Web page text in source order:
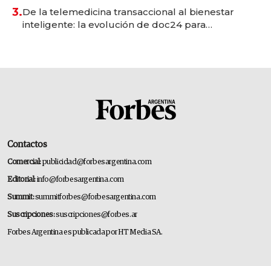
3.De la telemedicina transaccional al bienestar
inteligente: la evolución de doc24 para
Contactos
Comercial:publicidad@forbesargentina.com
Editorial:info@forbesargentina.com
Summit:summitforbes@forbesargentina.com
Suscripciones:suscripciones@forbes.ar
Forbes Argentina es publicada por HT Media SA.